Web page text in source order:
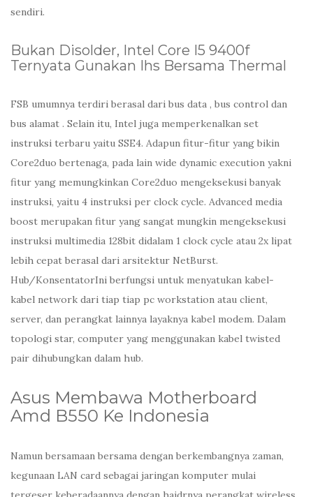
sendiri.
Bukan Disolder, Intel Core I5 9400f
Ternyata Gunakan Ihs Bersama Thermal
FSB umumnya terdiri berasal dari bus data , bus control dan
bus alamat . Selain itu, Intel juga memperkenalkan set
instruksi terbaru yaitu SSE4. Adapun fitur-fitur yang bikin
Core2duo bertenaga, pada lain wide dynamic execution yakni
fitur yang memungkinkan Core2duo mengeksekusi banyak
instruksi, yaitu 4 instruksi per clock cycle. Advanced media
boost merupakan fitur yang sangat mungkin mengeksekusi
instruksi multimedia 128bit didalam 1 clock cycle atau 2x lipat
lebih cepat berasal dari arsitektur NetBurst.
Hub/KonsentatorIni berfungsi untuk menyatukan kabel-
kabel network dari tiap tiap pc workstation atau client,
server, dan perangkat lainnya layaknya kabel modem. Dalam
topologi star, computer yang menggunakan kabel twisted
pair dihubungkan dalam hub.
Asus Membawa Motherboard
Amd B550 Ke Indonesia
Namun bersamaan bersama dengan berkembangnya zaman,
kegunaan LAN card sebagai jaringan komputer mulai